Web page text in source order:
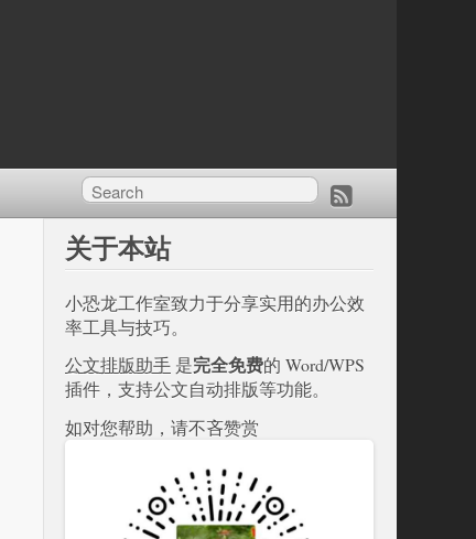
关于本站
小恐龙工作室致力于分享实用的办公效
率工具与技巧。
公文排版助手 是完全免费的 Word/WPS
插件，支持公文自动排版等功能。
如对您帮助，请不吝赞赏